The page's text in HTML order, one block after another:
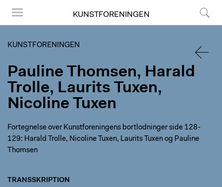
KUNSTFORENINGEN
KUNSTFORENINGEN
Pauline Thomsen, Harald
Trolle, Laurits Tuxen,
Nicoline Tuxen
Fortegnelse over Kunstforeningens bortlodninger side 128-
129: Harald Trolle, Nicoline Tuxen, Laurits Tuxen og Pauline
Thomsen
TRANSSKRIPTION